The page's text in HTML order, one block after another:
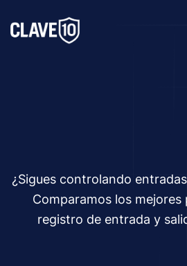
¿Sigues controlando
Comparamos los mejores
registro de entrada y